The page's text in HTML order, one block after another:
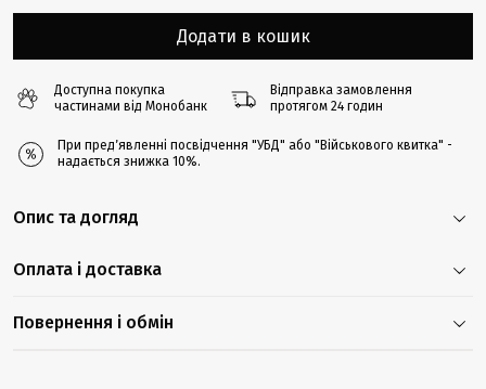
Додати в кошик
Доступна покупка
частинами від Монобанк
Відправка замовлення
протягом 24 годин
При предʼявленні посвідчення "УБД" або "Військового квитка" -
надається знижка 10%.
Опис та догляд
Оплата і доставка
Повернення і обмін